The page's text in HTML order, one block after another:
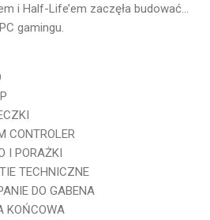
i Half-Life’em zaczęła budować…
gamingu.
CONTROLER
I PORAŻKI
TECHNICZNE
DO GABENA
KOŃCOWA